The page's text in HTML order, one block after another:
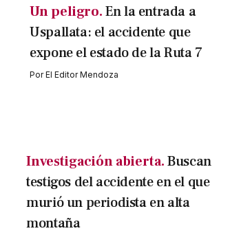
Un peligro.En la entrada a
Uspallata: el accidente que
expone el estado de la Ruta 7
PorEl Editor Mendoza
Investigación abierta.Buscan
testigos del accidente en el que
murió un periodista en alta
montaña